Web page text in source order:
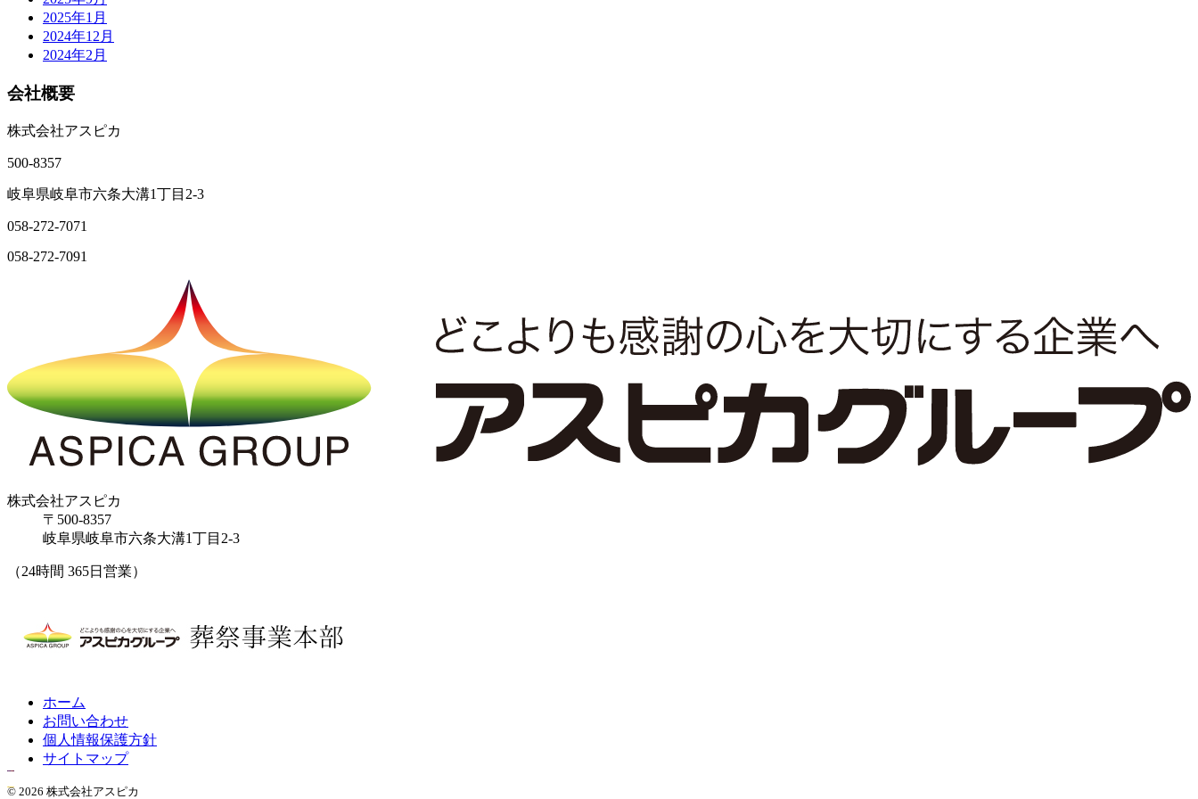
2025年1月
2024年12月
2024年2月
会社概要
株式会社アスピカ
500-8357
岐阜県岐阜市六条大溝1丁目2‐3
058-272-7071
058-272-7091
株式会社アスピカ
〒500-8357
岐阜県岐阜市六条大溝1丁目2‐3
（24時間 365日営業）
ホーム
お問い合わせ
個人情報保護方針
サイトマップ
© 2026 株式会社アスピカ